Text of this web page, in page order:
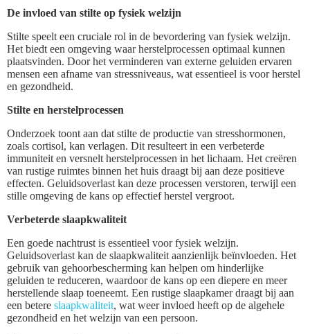
De invloed van stilte op fysiek welzijn
Stilte speelt een cruciale rol in de bevordering van fysiek welzijn.
Het biedt een omgeving waar herstelprocessen optimaal kunnen
plaatsvinden. Door het verminderen van externe geluiden ervaren
mensen een afname van stressniveaus, wat essentieel is voor herstel
en gezondheid.
Stilte en herstelprocessen
Onderzoek toont aan dat stilte de productie van stresshormonen,
zoals cortisol, kan verlagen. Dit resulteert in een verbeterde
immuniteit en versnelt herstelprocessen in het lichaam. Het creëren
van rustige ruimtes binnen het huis draagt bij aan deze positieve
effecten. Geluidsoverlast kan deze processen verstoren, terwijl een
stille omgeving de kans op effectief herstel vergroot.
Verbeterde slaapkwaliteit
Een goede nachtrust is essentieel voor fysiek welzijn.
Geluidsoverlast kan de slaapkwaliteit aanzienlijk beïnvloeden. Het
gebruik van gehoorbescherming kan helpen om hinderlijke
geluiden te reduceren, waardoor de kans op een diepere en meer
herstellende slaap toeneemt. Een rustige slaapkamer draagt bij aan
een betere slaapkwaliteit, wat weer invloed heeft op de algehele
gezondheid en het welzijn van een persoon.